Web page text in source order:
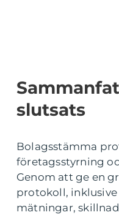
slutsats
Bolagsstämma
företagsstyrning
Genom att ge en
protokoll,
mätningar,